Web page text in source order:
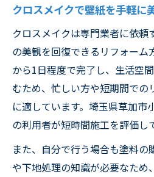
クロスメイクで壁紙を手軽に
クロスメイクは専門業者に依頼
の美観を回復できるリフォーム
から1日程度で完了し、生活空
むため、忙しい方や短期間での
に適しています。埼玉県草加市
の利用者が短時間施工を評価し
また、自分で行う場合も塗料の
や下地処理の知識が必要なため